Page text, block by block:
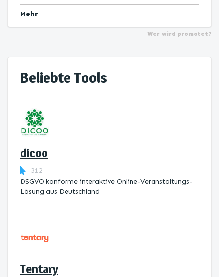
Mehr
Wer wird promotet?
Beliebte Tools
dicoo
312
DSGVO konforme interaktive Online-Veranstaltungs-
Lösung aus Deutschland
Tentary